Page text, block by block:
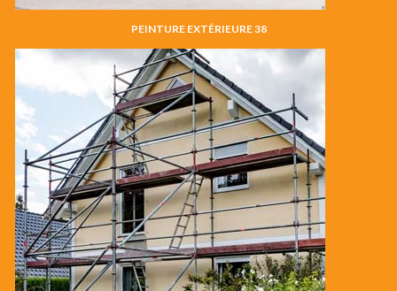
PEINTURE EXTÉRIEURE 38